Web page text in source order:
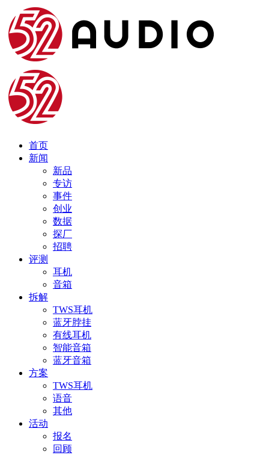
首页
新闻
新品
专访
事件
创业
数据
探厂
招聘
评测
耳机
音箱
拆解
TWS耳机
蓝牙脖挂
有线耳机
智能音箱
蓝牙音箱
方案
TWS耳机
语音
其他
活动
报名
回顾